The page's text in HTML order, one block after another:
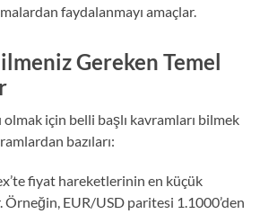
faydalanmayı amaçlar.
Gereken Temel
olmak için belli başlı kavramları bilmek
bazıları:
fiyat hareketlerinin en küçük
Örneğin, EUR/USD paritesi 1.1000’den